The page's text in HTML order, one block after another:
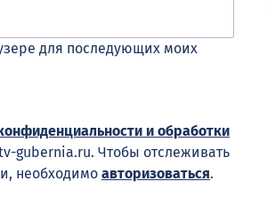
для последующих моих
и обработки
gubernia.ru. Чтобы отслеживать
необходимо авторизоваться.